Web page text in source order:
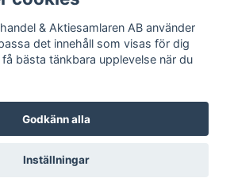
Mynthandel & Aktiesamlaren AB
& Aktiesamlaren AB använder
det innehåll som visas för dig
bästa tänkbara upplevelse när du
Godkänn alla
Inställningar